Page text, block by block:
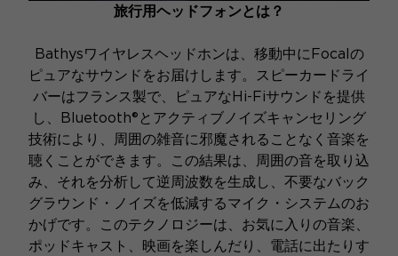
旅行用ヘッドフォンとは？
Bathysワイヤレスヘッドホンは、移動中にFocalの
ピュアなサウンドをお届けします。スピーカードライ
バーはフランス製で、ピュアなHi-Fiサウンドを提供
し、Bluetooth®とアクティブノイズキャンセリング
技術により、周囲の雑音に邪魔されることなく音楽を
聴くことができます。この結果は、周囲の音を取り込
み、それを分析して逆周波数を生成し、不要なバック
グラウンド・ノイズを低減するマイク・システムのお
かげです。このテクノロジーは、お気に入りの音楽、
ポッドキャスト、映画を楽しんだり、電話に出たりす